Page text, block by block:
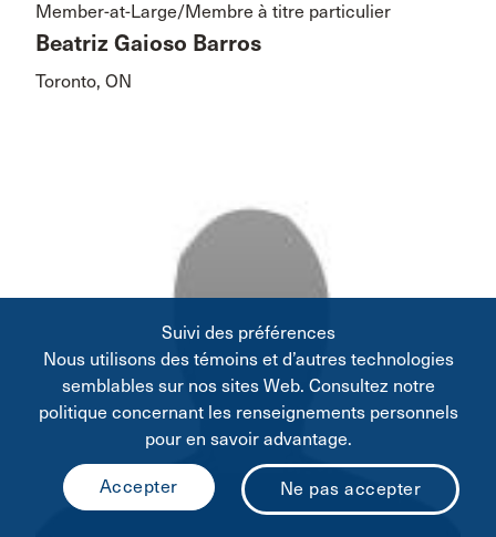
Member-at-Large/Membre à titre particulier
Beatriz Gaioso Barros
Toronto, ON
Suivi des préférences
Nous utilisons des témoins et d’autres technologies
semblables sur nos sites Web. Consultez notre
politique concernant les renseignements personnels
pour en savoir advantage.